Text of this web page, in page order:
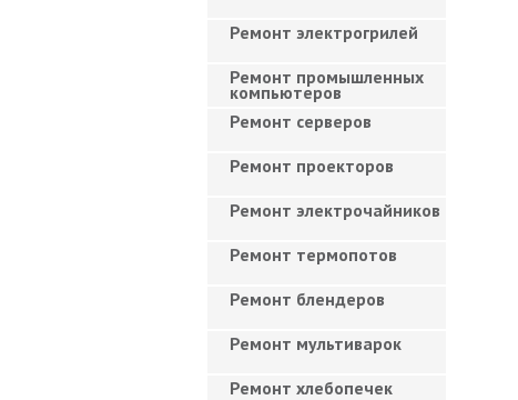
Ремонт электрогрилей
Ремонт промышленных
компьютеров
Ремонт серверов
Ремонт проекторов
Ремонт электрочайников
Ремонт термопотов
Ремонт блендеров
Ремонт мультиварок
Ремонт хлебопечек